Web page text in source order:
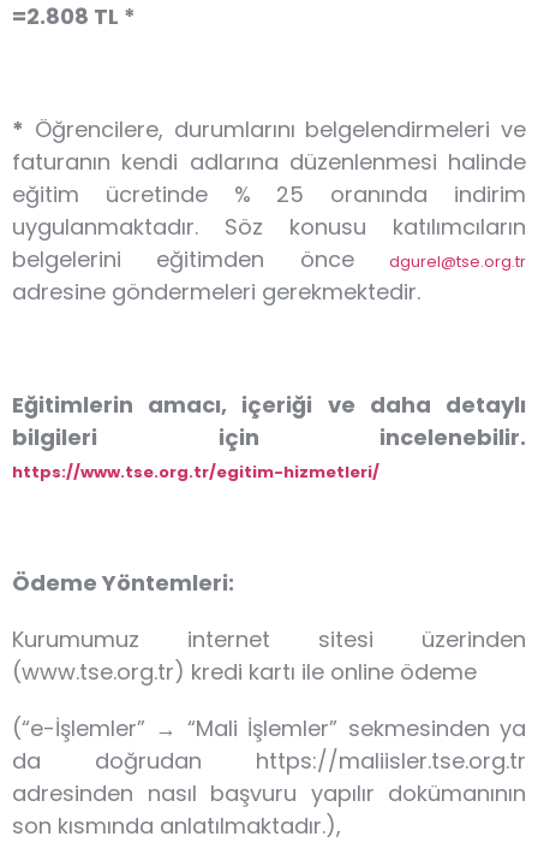
=2.808 TL *
* Öğrencilere, durumlarını belgelendirmeleri ve
faturanın kendi adlarına düzenlenmesi halinde
eğitim ücretinde % 25 oranında indirim
uygulanmaktadır. Söz konusu katılımcıların
belgelerini eğitimden önce
dgurel@tse.org.tr
adresine göndermeleri gerekmektedir.
Eğitimlerin amacı, içeriği ve daha detaylı
bilgileri için incelenebilir.
https://www.tse.org.tr/egitim-hizmetleri/
Ödeme Yöntemleri:
Kurumumuz internet sitesi üzerinden
(www.tse.org.tr) kredi kartı ile online ödeme
(“e-İşlemler” → “Mali İşlemler” sekmesinden ya
da doğrudan https://maliisler.tse.org.tr
adresinden nasıl başvuru yapılır dokümanının
son kısmında anlatılmaktadır.),